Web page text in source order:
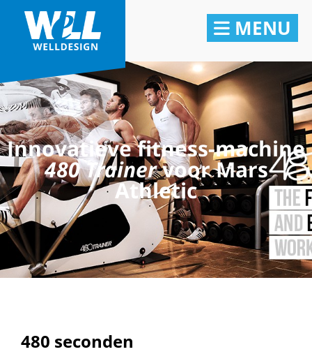
MENU
Innovatieve fitness-machine
480 Trainervoor Mars
Athletic
480 seconden